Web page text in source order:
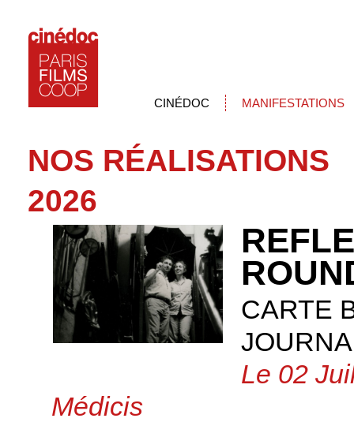
CINÉDOC MANIFESTATIONS
NOS RÉALISATIONS
2026
CARTE
Le 02
Médicis